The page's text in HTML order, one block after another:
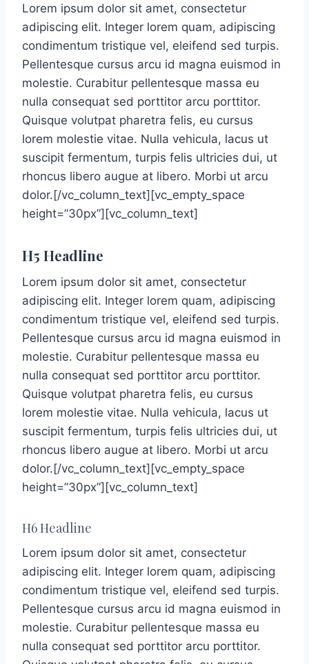
Lorem ipsum dolor sit amet, consectetur
adipiscing elit. Integer lorem quam, adipiscing
condimentum tristique vel, eleifend sed turpis.
Pellentesque cursus arcu id magna euismod in
molestie. Curabitur pellentesque massa eu
nulla consequat sed porttitor arcu porttitor.
Quisque volutpat pharetra felis, eu cursus
lorem molestie vitae. Nulla vehicula, lacus ut
suscipit fermentum, turpis felis ultricies dui, ut
rhoncus libero augue at libero. Morbi ut arcu
dolor.[/vc_column_text][vc_empty_space
height=”30px”][vc_column_text]
H5 Headline
Lorem ipsum dolor sit amet, consectetur
adipiscing elit. Integer lorem quam, adipiscing
condimentum tristique vel, eleifend sed turpis.
Pellentesque cursus arcu id magna euismod in
molestie. Curabitur pellentesque massa eu
nulla consequat sed porttitor arcu porttitor.
Quisque volutpat pharetra felis, eu cursus
lorem molestie vitae. Nulla vehicula, lacus ut
suscipit fermentum, turpis felis ultricies dui, ut
rhoncus libero augue at libero. Morbi ut arcu
dolor.[/vc_column_text][vc_empty_space
height=”30px”][vc_column_text]
H6 Headline
Lorem ipsum dolor sit amet, consectetur
adipiscing elit. Integer lorem quam, adipiscing
condimentum tristique vel, eleifend sed turpis.
Pellentesque cursus arcu id magna euismod in
molestie. Curabitur pellentesque massa eu
nulla consequat sed porttitor arcu porttitor.